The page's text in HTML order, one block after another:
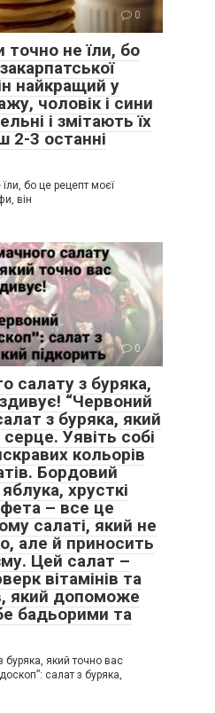
0
точно не їли, бо
найкращий у
чоловік і сини
і змітають їх
2-3 останні
бо це рецепт моєї
він
0
салату з буряка,
“Червоний
з буряка, який
Уявіть собі
кольорів
Бордовий
хрусткі
фета – все це
салаті, який не
але й приносить
Цей салат –
вітамінів та
який допоможе
бадьорими та
буряка, який точно вас
салат з буряка,